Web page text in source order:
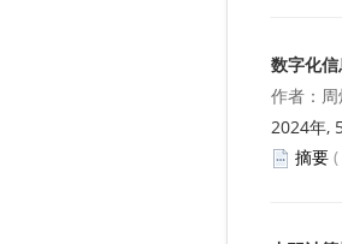
数字化
作者：
2024年,
摘要 (